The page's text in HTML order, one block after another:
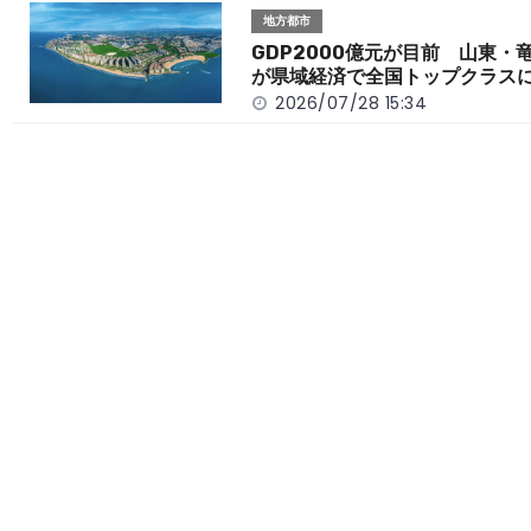
地方都市
GDP2000億元が目前 山東・
が県域経済で全国トップクラス
2026/07/28 15:34